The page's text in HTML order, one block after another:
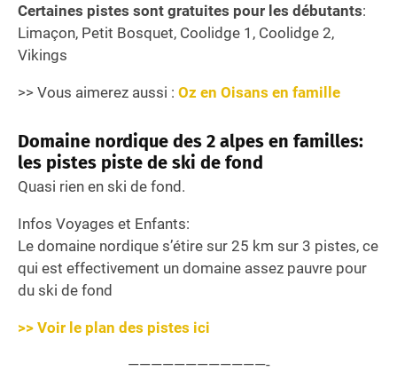
Certaines pistes sont gratuites pour les débutants:
Limaçon, Petit Bosquet, Coolidge 1, Coolidge 2,
Vikings
>> Vous aimerez aussi : Oz en Oisans en famille
Domaine nordique des 2 alpes en familles:
les pistes piste de ski de fond
Quasi rien en ski de fond.
Infos Voyages et Enfants:
Le domaine nordique s’étire sur 25 km sur 3 pistes, ce
qui est effectivement un domaine assez pauvre pour
du ski de fond
>> Voir le plan des pistes ici
————————————-